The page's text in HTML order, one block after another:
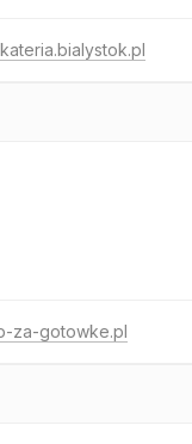
za-gotowke.pl